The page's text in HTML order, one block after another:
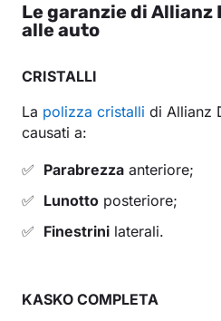
Le garanzie di
alle auto
CRISTALLI
La polizza cristalli di Allianz
causati a:
Parabrezzaanteriore;
Lunottoposteriore;
Finestrinilaterali.
KASKO COMPLETA